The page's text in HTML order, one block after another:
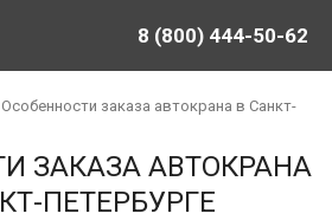
8 (800) 444-50-62
Особенности заказа автокрана в Санкт-
ЗАКАЗА АВТОКРАНА
ПЕТЕРБУРГЕ